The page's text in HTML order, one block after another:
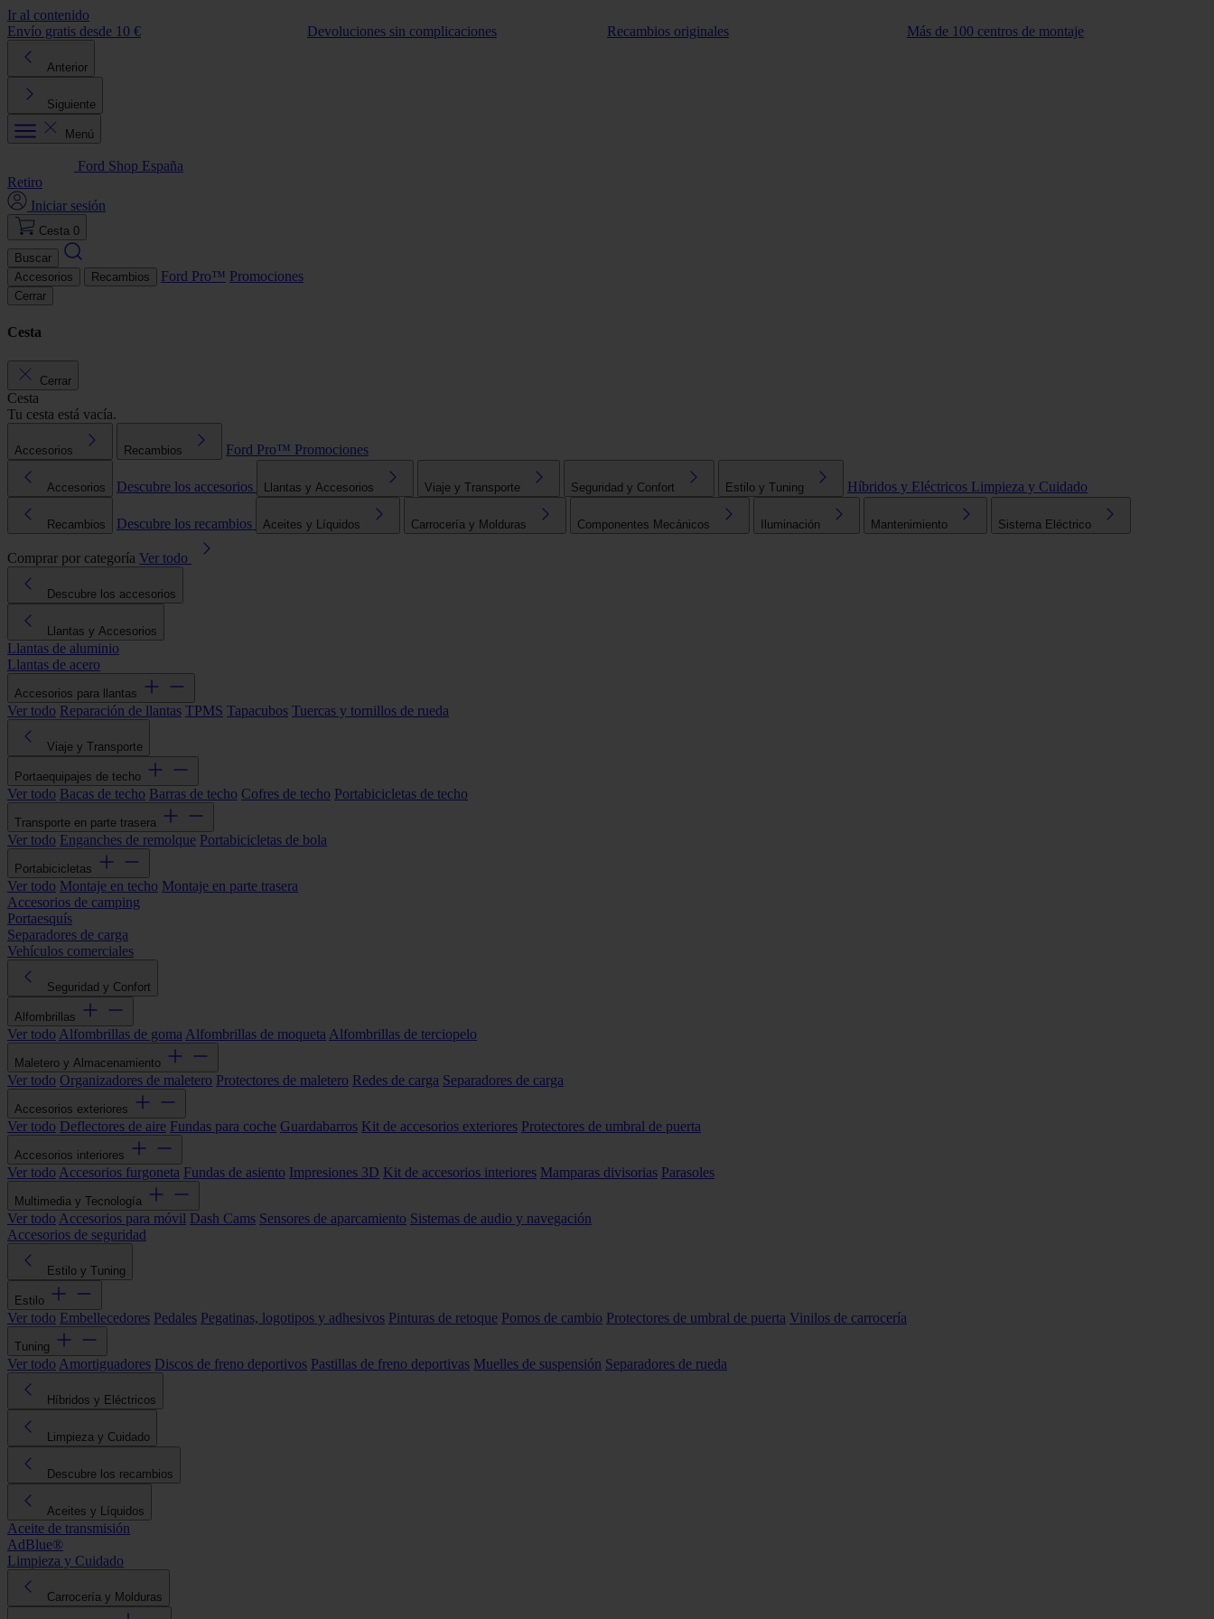
Ir al contenido
Envío gratis desde 10 €
Devoluciones sin complicaciones Recambios originales Más de 100 centros de montaje
Anterior
Siguiente
Menú
Ford Shop España
Retiro
Iniciar sesión
Cesta 0
Buscar
Accesorios
Recambios Ford Pro™ Promociones
Cerrar
Cesta
Cerrar
Cesta
Tu cesta está vacía.
Accesorios Recambios Ford Pro™ Promociones
Accesorios Descubre los accesorios Llantas y Accesorios Viaje y Transporte Seguridad y Confort Estilo y Tuning Híbridos y Eléctricos Limpieza y Cuidado
Recambios Descubre los recambios Aceites y Líquidos Carrocería y Molduras Componentes Mecánicos Iluminación Mantenimiento Sistema Eléctrico
Comprar por categoría Ver todo
Descubre los accesorios
Llantas y Accesorios
Llantas de aluminio
Llantas de acero
Accesorios para llantas
Ver todo Reparación de llantas TPMS Tapacubos Tuercas y tornillos de rueda
Viaje y Transporte
Portaequipajes de techo
Ver todo Bacas de techo Barras de techo Cofres de techo Portabicicletas de techo
Transporte en parte trasera
Ver todo Enganches de remolque Portabicicletas de bola
Portabicicletas
Ver todo Montaje en techo Montaje en parte trasera
Accesorios de camping
Portaesquís
Separadores de carga
Vehículos comerciales
Seguridad y Confort
Alfombrillas
Ver todo Alfombrillas de goma Alfombrillas de moqueta Alfombrillas de terciopelo
Maletero y Almacenamiento
Ver todo Organizadores de maletero Protectores de maletero Redes de carga Separadores de carga
Accesorios exteriores
Ver todo Deflectores de aire Fundas para coche Guardabarros Kit de accesorios exteriores Protectores de umbral de puerta
Accesorios interiores
Ver todo Accesorios furgoneta Fundas de asiento Impresiones 3D Kit de accesorios interiores Mamparas divisorias Parasoles
Multimedia y Tecnología
Ver todo Accesorios para móvil Dash Cams Sensores de aparcamiento Sistemas de audio y navegación
Accesorios de seguridad
Estilo y Tuning
Estilo
Ver todo Embellecedores Pedales Pegatinas, logotipos y adhesivos Pinturas de retoque Pomos de cambio Protectores de umbral de puerta Vinilos de carrocería
Tuning
Ver todo Amortiguadores Discos de freno deportivos Pastillas de freno deportivas Muelles de suspensión Separadores de rueda
Híbridos y Eléctricos
Limpieza y Cuidado
Descubre los recambios
Aceites y Líquidos
Aceite de transmisión
AdBlue®
Limpieza y Cuidado
Carrocería y Molduras